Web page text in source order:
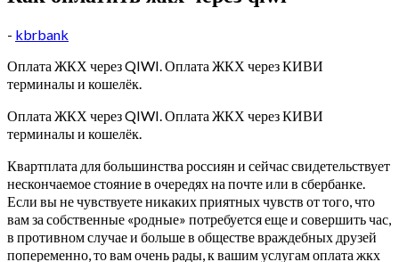
- kbrbank
Оплата ЖКХ через QIWI. Оплата ЖКХ через КИВИ
терминалы и кошелёк.
Оплата ЖКХ через QIWI. Оплата ЖКХ через КИВИ
терминалы и кошелёк.
Квартплата для большинства россиян и сейчас свидетельствует
нескончаемое стояние в очередях на почте или в сбербанке.
Если вы не чувствуете никаких приятных чувств от того, что
вам за собственные «родные» потребуется еще и совершить час,
в противном случае и больше в обществе враждебных друзей
попеременно, то вам очень рады, к вашим услугам оплата жкх